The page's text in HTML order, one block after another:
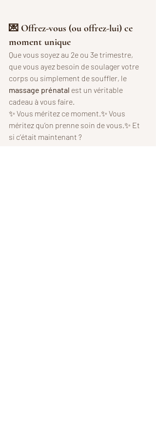
💌 Offrez-vous (ou offrez-lui) ce
moment unique
Que vous soyez au 2e ou 3e trimestre,
que vous ayez besoin de soulager votre
corps ou simplement de souffler, le
massage prénatal est un véritable
cadeau à vous faire.
✨ Vous méritez ce moment.✨ Vous
méritez qu’on prenne soin de vous.✨ Et
si c’était maintenant ?